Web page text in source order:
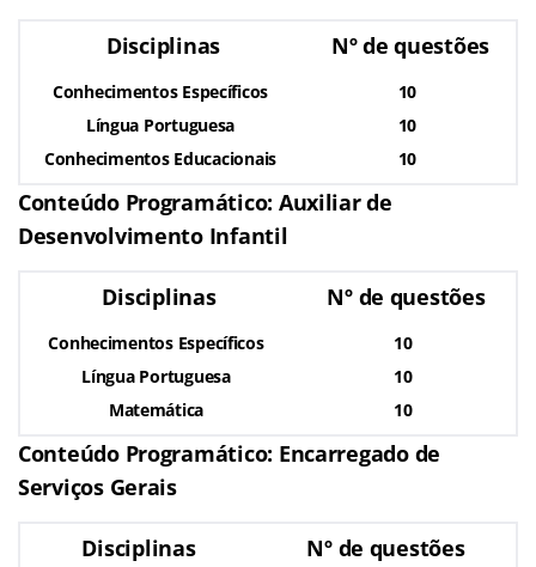
Disciplinas Nº de questões
Conhecimentos Específicos
Língua Portuguesa
Conhecimentos Educacionais
10
10
10
Conteúdo Programático: Auxiliar de
Desenvolvimento Infantil
Disciplinas Nº de questões
Conhecimentos Específicos
Língua Portuguesa
Matemática
10
10
10
Conteúdo Programático: Encarregado de
Serviços Gerais
Disciplinas Nº de questões